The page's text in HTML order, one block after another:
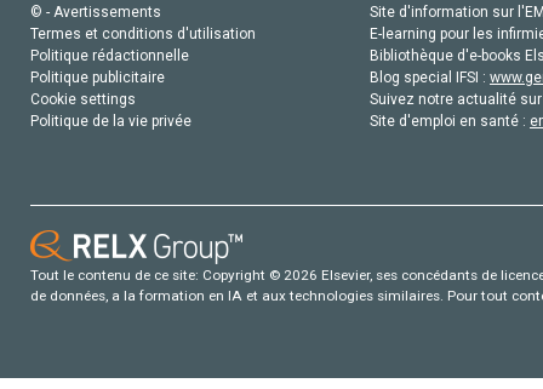
© - Avertissements
Termes et conditions d'utilisation
Politique rédactionnelle
Politique publicitaire
Cookie settings
Politique de la vie privée
Site d'information sur
E-learning pour les
Bibliothèque d'e-books
Blog special IFSI :
Suivez notre actualité
Site d'emploi en santé :
Tout le contenu de ce site: Copyright © 2026 Elsevier, ses concédants de
de données, a la formation en IA et aux technologies similaires. Pour tout